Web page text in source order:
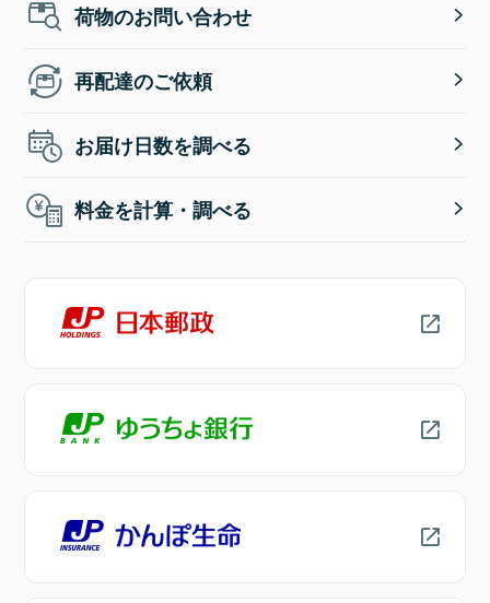
荷物のお問い合わせ
再配達のご依頼
お届け日数を調べる
料金を計算・調べる